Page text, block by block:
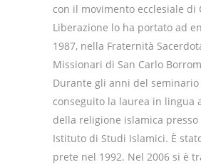
con il movimento ecclesiale di
Liberazione lo ha portato ad
1987, nella Fraternità
Missionari di San Carlo
Durante gli anni del seminario
conseguito la laurea in lingua
della religione islamica
Istituto di Studi Islamici. È
prete nel 1992. Nel 2006 si è